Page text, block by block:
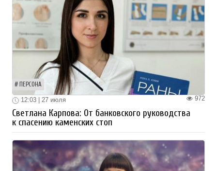
ПЕРСОНА
972
12:03 | 27 июля
Светлана Карпова: От банковского руководства
к спасению каменских стоп